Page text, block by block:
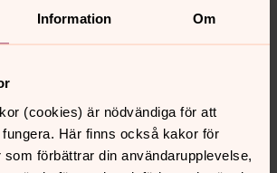
Information Om
(cookies) är nödvändiga för att
Här finns också kakor för
förbättrar din användarupplevelse,